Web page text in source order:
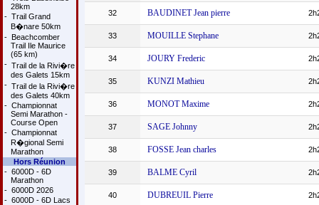
28km
- Trail Grand
B�nare 50km
- Beachcomber
Trail Ile Maurice
(65 km)
- Trail de la Rivi�re
des Galets 15km
- Trail de la Rivi�re
des Galets 40km
- Championnat
Semi Marathon -
Course Open
- Championnat
R�gional Semi
Marathon
Hors Réunion
- 6000D - 6D
Marathon
- 6000D 2026
- 6000D - 6D Lacs
32 BAUDINET Jean pierre
33 MOUILLE Stephane
34 JOURY Frederic
35 KUNZI Mathieu
36 MONOT Maxime
37 SAGE Johnny
38 FOSSE Jean charles
39 BALME Cyril
40 DUBREUIL Pierre